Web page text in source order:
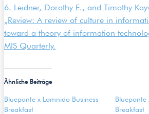
6. Leidner, Dorothy E., and Timothy
„Review: A review of culture in
toward a theory of information
MIS Quarterly.
Ähnliche Beiträge
Blueponte x Lomnido Business
Breakfast
Blueponte
Breakfast